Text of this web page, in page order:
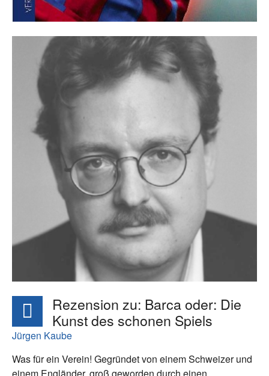
Rezension zu: Barca oder: Die
Kunst des schonen Spiels
Jürgen Kaube
Was für ein Verein! Gegründet von einem Schweizer und
einem Engländer, groß geworden durch einen